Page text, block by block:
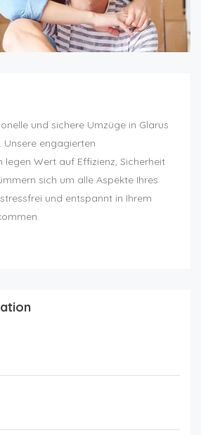
und sichere Umzüge in Glarus
Unsere engagierten
legen Wert auf Effizienz, Sicherheit
sich um alle Aspekte Ihres
und entspannt in Ihrem